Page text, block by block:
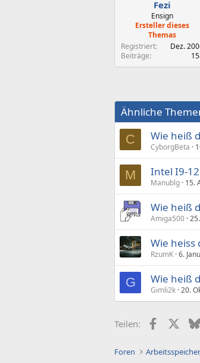
Fezi
Ensign
Ersteller dieses
Themas
Registriert
Dez.
Beiträge
Ähnliche
C Wie heiß
CyborgBeta
M Intel I9-
Manublg 15.
Wie heiß
Amiga500
Wie heiss
RzumK 6.
G Wie heiß
Gimli2k 20.
Teilen: Facebook
X
Foren